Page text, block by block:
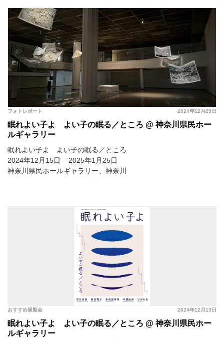
2024年12月29日
フォトレポート
眠れよい子よ よい子の眠る／ところ @ 神奈川県民ホー
ルギャラリー
眠れよい子よ よい子の眠る／ところ
2024年12月15日 – 2025年1月25日
神奈川県民ホールギャラリー、神奈川
2024年12月13日
おすすめ展覧会
眠れよい子よ よい子の眠る／ところ @ 神奈川県民ホー
ルギャラリー